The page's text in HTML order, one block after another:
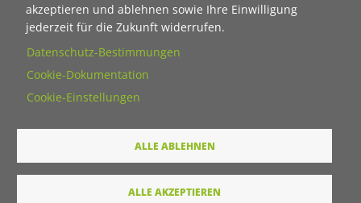
akzeptieren und ablehnen sowie Ihre Einwilligung
jederzeit für die Zukunft widerrufen.
Datenschutz-Bestimmungen
Cookie-Dokumentation
Cookie-Einstellungen
ALLE ABLEHNEN
ALLE AKZEPTIEREN
Nachname
E-Mail
Wie dürfen wir Sie in Zukunft ansprechen
Sie
Du